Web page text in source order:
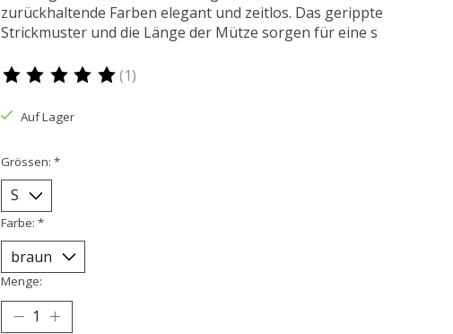
zurückhaltende Farben elegant und zeitlos. Das gerippte
Strickmuster und die Länge der Mütze sorgen für eine s
Die Bewertung dieses Produkts ist
(1)
Auf Lager
Grössen: *
Farbe: *
Menge: